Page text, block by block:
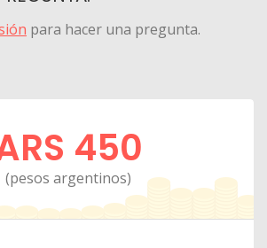
para hacer una pregunta.
450
(pesos argentinos)